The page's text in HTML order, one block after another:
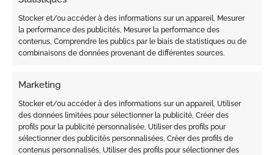
Stocker et/ou accéder à des informations sur un appareil, Mesurer
la performance des publicités, Mesurer la performance des
contenus, Comprendre les publics par le biais de statistiques ou de
combinaisons de données provenant de différentes sources.
Marketing
Stocker et/ou accéder à des informations sur un appareil, Utiliser
des données limitées pour sélectionner la publicité, Créer des
profils pour la publicité personnalisée, Utiliser des profils pour
sélectionner des publicités personnalisées, Créer des profils de
contenus personnalisés, Utiliser des profils pour sélectionner des
Palais de la Scala 2° ETG étage Studio 1160,
98000, Monaco